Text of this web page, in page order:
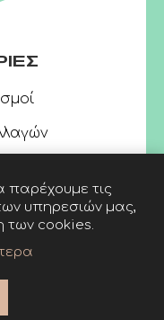
παρέχουμε τις
υπηρεσιών μας,
των cookies.